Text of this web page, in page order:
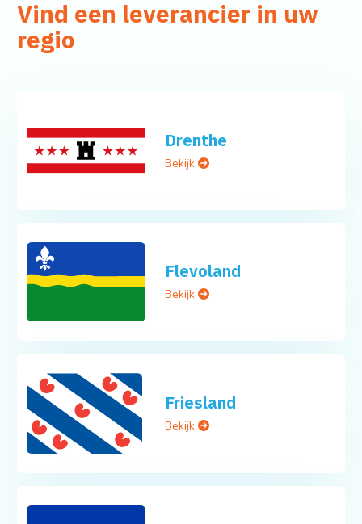
Vind een leverancier in uw
regio
Drenthe
Bekijk
Flevoland
Bekijk
Friesland
Bekijk